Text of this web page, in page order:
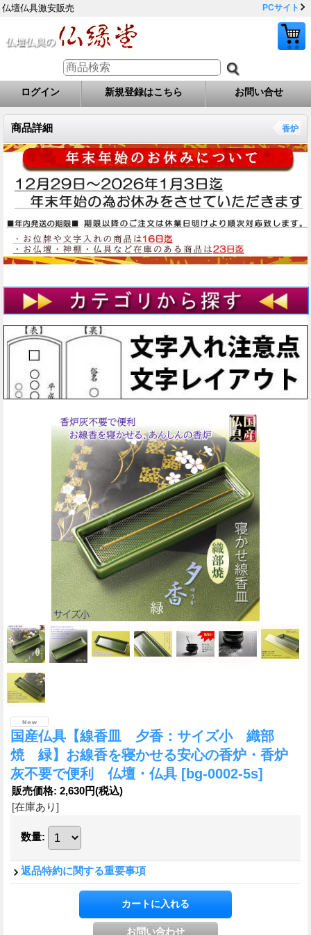
仏壇仏具激安販売 PCサイト
ログイン 新規登録はこちら お問い合せ
商品詳細 香炉
国産仏具【線香皿 夕香：サイズ小 織部
焼 緑】お線香を寝かせる安心の香炉・香炉
灰不要で便利 仏壇・仏具 [bg-0002-5s]
販売価格: 2,630円(税込)
[在庫あり]
数量:
返品特約に関する重要事項